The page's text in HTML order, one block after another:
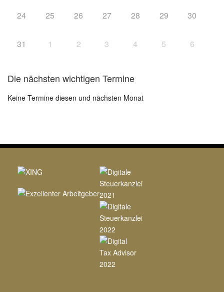
24 25 26 27 28 29 30
31 1 2 3 4 5 6
Die nächsten wichtigen Termine
Keine Termine diesen und nächsten Monat